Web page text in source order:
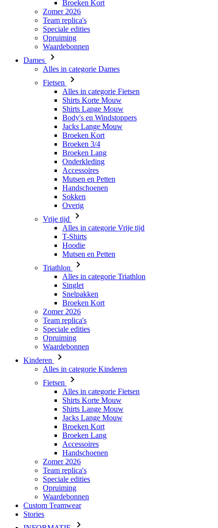
Waardebonnen
Dames
Alles in categorie Dames
Fietsen
Alles in categorie Fietsen
Shirts Lange Mouw
Body's en Windstoppers
Jacks Lange Mouw
Broeken Kort
Broeken 3/4
Broeken Lang
Onderkleding
Accessoires
Mutsen en Petten
Handschoenen
Sokken
Overig
Vrije tijd
Alles in categorie Vrije tijd
T-Shirts
Hoodie
Mutsen en Petten
Triathlon
Alles in categorie Triathlon
Singlet
Snelpakken
Broeken Kort
Zomer 2026
Team replica's
Speciale edities
Opruiming
Waardebonnen
Kinderen
Alles in categorie Kinderen
Fietsen
Alles in categorie Fietsen
Shirts Lange Mouw
Jacks Lange Mouw
Broeken Kort
Broeken Lang
Accessoires
Handschoenen
Zomer 2026
Team replica's
Speciale edities
Opruiming
Waardebonnen
Custom Teamwear
Stories
INFORMATIE
Vacatures
Algemene verkoopsvoorwaarden
Privacybeleid